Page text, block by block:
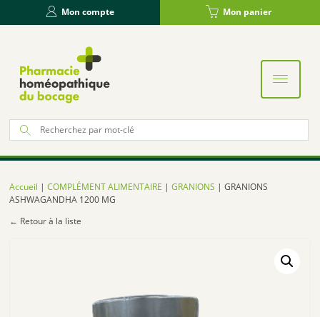
Mon compte Mon panier
:
Accueil |COMPLÉMENT ALIMENTAIRE |GRANIONS | GRANIONS
ASHWAGANDHA 1200 MG
← Retour à la liste
Panneau de gestion des cookies